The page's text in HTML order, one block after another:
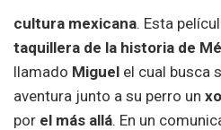
cultura mexicana. Esta
taquillera de la historia de
llamado Miguel el cual busca
aventura junto a su perro un
por el más allá. En un